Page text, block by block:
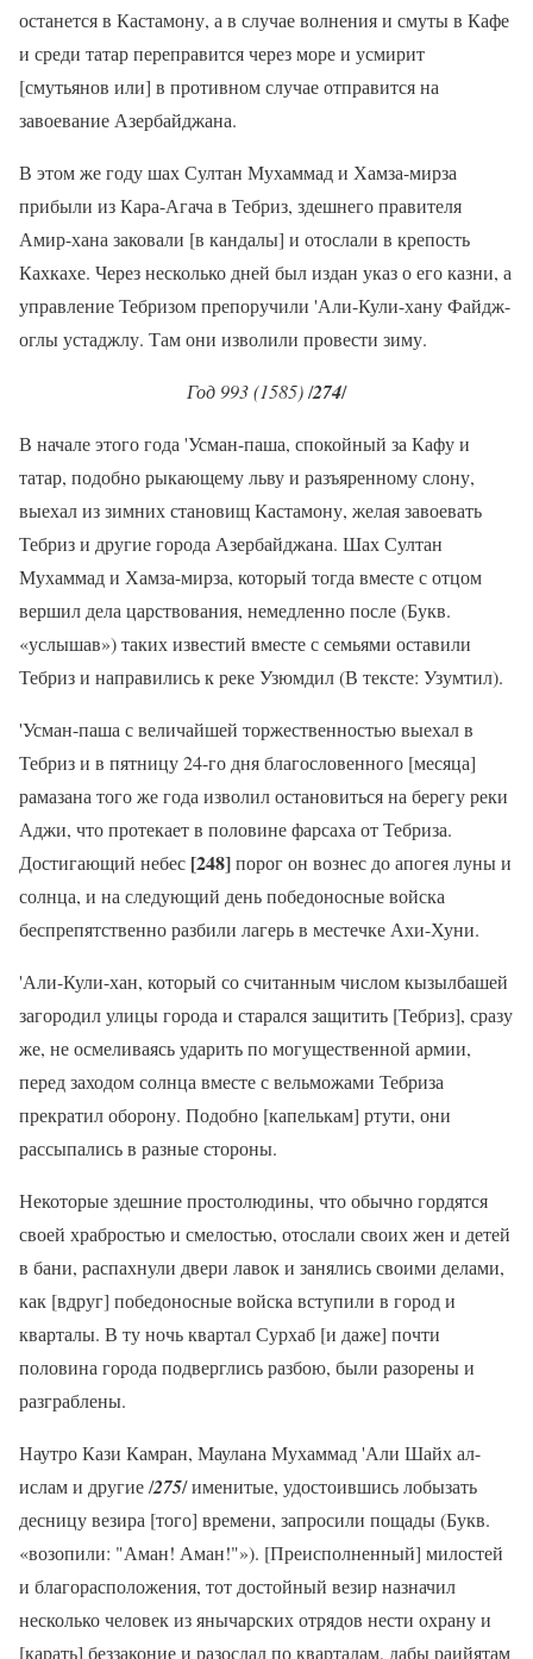
останется в Кастамону, а в случае волнения и смуты в Кафе
и среди татар переправится через море и усмирит
[смутьянов или] в противном случае отправится на
завоевание Азербайджана.
В этом же году шах Султан Мухаммад и Хамза-мирза
прибыли из Кара-Агача в Тебриз, здешнего правителя
Амир-хана заковали [в кандалы] и отослали в крепость
Кахкахе. Через несколько дней был издан указ о его казни, а
управление Тебризом препоручили 'Али-Кули-хану Файдж-
оглы устаджлу. Там они изволили провести зиму.
Год 993 (1585)/274/
В начале этого года 'Усман-паша, спокойный за Кафу и
татар, подобно рыкающему льву и разъяренному слону,
выехал из зимних становищ Кастамону, желая завоевать
Тебриз и другие города Азербайджана. Шах Султан
Мухаммад и Хамза-мирза, который тогда вместе с отцом
вершил дела царствования, немедленно после (Букв.
«услышав») таких известий вместе с семьями оставили
Тебриз и направились к реке Узюмдил (В тексте: Узумтил).
'Усман-паша с величайшей торжественностью выехал в
Тебриз и в пятницу 24-го дня благословенного [месяца]
рамазана того же года изволил остановиться на берегу реки
Аджи, что протекает в половине фарсаха от Тебриза.
Достигающий небес [248]порог он вознес до апогея луны и
солнца, и на следующий день победоносные войска
беспрепятственно разбили лагерь в местечке Ахи-Хуни.
'Али-Кули-хан, который со считанным числом кызылбашей
загородил улицы города и старался защитить [Тебриз], сразу
же, не осмеливаясь ударить по могущественной армии,
перед заходом солнца вместе с вельможами Тебриза
прекратил оборону. Подобно [капелькам] ртути, они
рассыпались в разные стороны.
Некоторые здешние простолюдины, что обычно гордятся
своей храбростью и смелостью, отослали своих жен и детей
в бани, распахнули двери лавок и занялись своими делами,
как [вдруг] победоносные войска вступили в город и
кварталы. В ту ночь квартал Сурхаб [и даже] почти
половина города подверглись разбою, были разорены и
разграблены.
Наутро Кази Камран, Маулана Мухаммад 'Али Шайх ал-
ислам и другие /275/ именитые, удостоившись лобызать
десницу везира [того] времени, запросили пощады (Букв.
«возопили: "Аман! Аман!"»). [Преисполненный] милостей
и благорасположения, тот достойный везир назначил
несколько человек из янычарских отрядов нести охрану и
[карать] беззаконие и разослал по кварталам, дабы раийятам